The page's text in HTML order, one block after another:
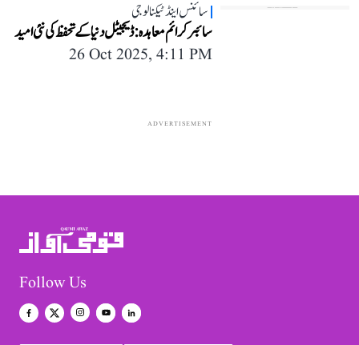
سائنس اینڈ ٹیکنالوجی
سائبر کرائم معاہدہ: ڈیجیٹل دنیا کے تحفظ کی نئی امید
26 Oct 2025, 4:11 PM
ADVERTISEMENT
Follow Us